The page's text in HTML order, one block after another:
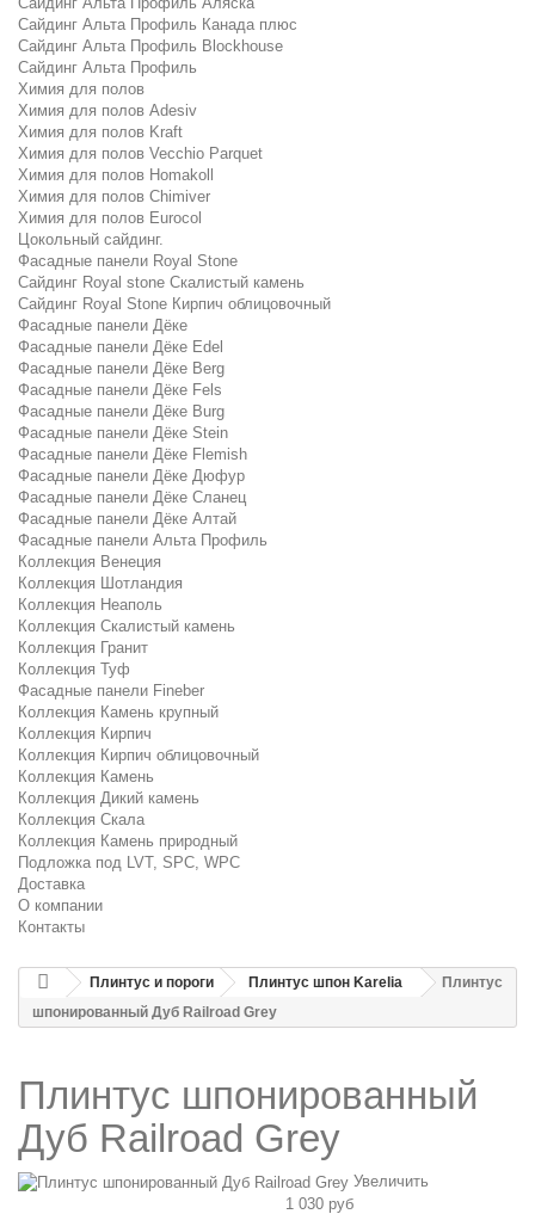
Сайдинг Альта Профиль Канада плюс
Сайдинг Альта Профиль Blockhouse
Сайдинг Альта Профиль
Химия для полов
Химия для полов Adesiv
Химия для полов Kraft
Химия для полов Vecchio Parquet
Химия для полов Homakoll
Химия для полов Chimiver
Химия для полов Eurocol
Цокольный сайдинг.
Фасадные панели Royal Stone
Сайдинг Royal stone Скалистый камень
Сайдинг Royal Stone Кирпич облицовочный
Фасадные панели Дёке
Фасадные панели Дёке Edel
Фасадные панели Дёке Berg
Фасадные панели Дёке Fels
Фасадные панели Дёке Burg
Фасадные панели Дёке Stein
Фасадные панели Дёке Flemish
Фасадные панели Дёке Дюфур
Фасадные панели Дёке Сланец
Фасадные панели Дёке Алтай
Фасадные панели Альта Профиль
Коллекция Венеция
Коллекция Шотландия
Коллекция Неаполь
Коллекция Скалистый камень
Коллекция Гранит
Коллекция Туф
Фасадные панели Fineber
Коллекция Камень крупный
Коллекция Кирпич
Коллекция Кирпич облицовочный
Коллекция Камень
Коллекция Дикий камень
Коллекция Скала
Коллекция Камень природный
Подложка под LVT, SPC, WPC
Доставка
О компании
Контакты
Плинтус и пороги Плинтус шпон Karelia
Плинтус
шпонированный Дуб Railroad Grey
Плинтус шпонированный
Дуб Railroad Grey
Увеличить
1 030 руб